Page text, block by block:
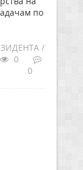
по
/
0
0